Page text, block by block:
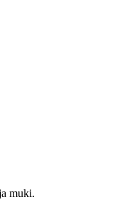
muki.